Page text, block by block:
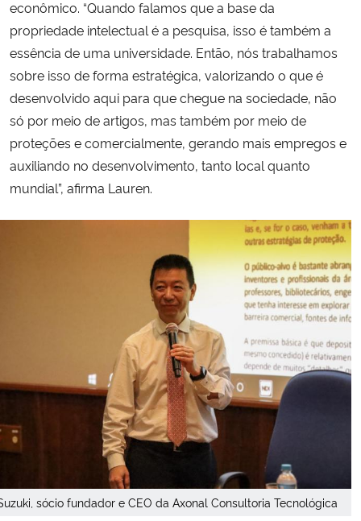
econômico. “Quando falamos que a base da
propriedade intelectual é a pesquisa, isso é também a
essência de uma universidade. Então, nós trabalhamos
sobre isso de forma estratégica, valorizando o que é
desenvolvido aqui para que chegue na sociedade, não
só por meio de artigos, mas também por meio de
proteções e comercialmente, gerando mais empregos e
auxiliando no desenvolvimento, tanto local quanto
mundial”, afirma Lauren.
sócio fundador e CEO da Axonal Consultoria Tecnológica